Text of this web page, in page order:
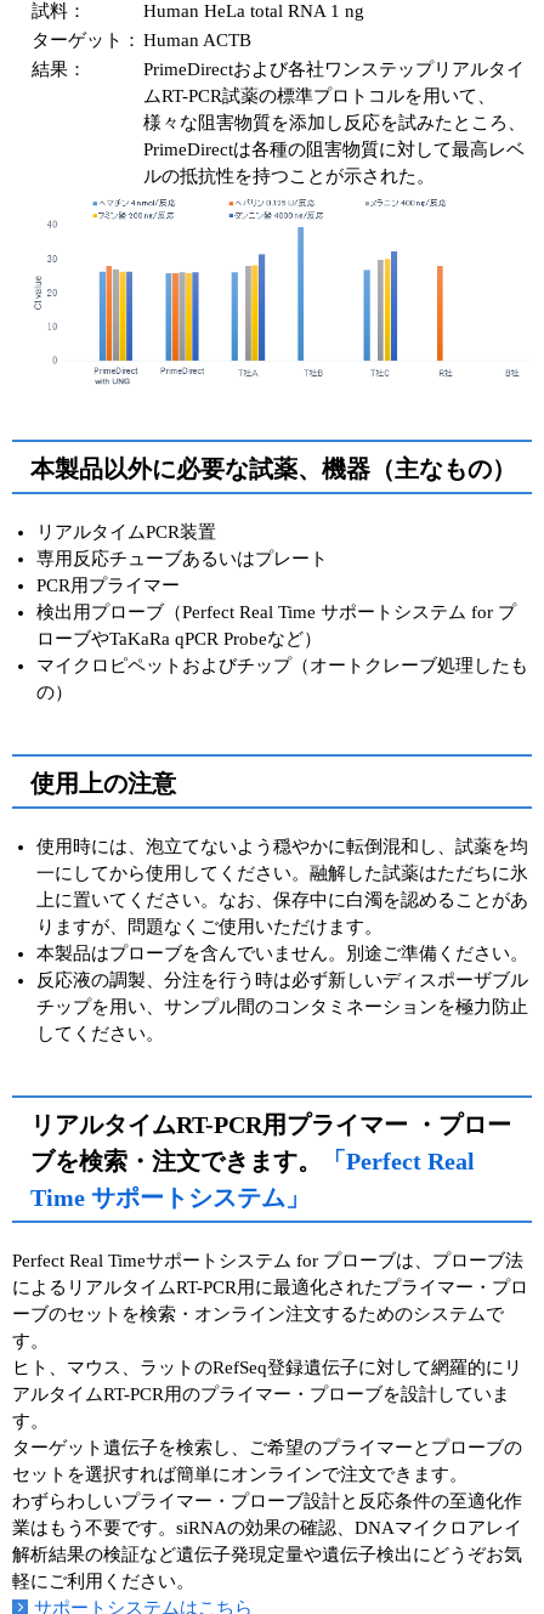
試料：
Human HeLa total RNA 1 ng
ターゲット： Human ACTB
結果：
PrimeDirectおよび各社ワンステップリアルタイ
ムRT-PCR試薬の標準プロトコルを用いて、
様々な阻害物質を添加し反応を試みたところ、
PrimeDirectは各種の阻害物質に対して最高レベ
ルの抵抗性を持つことが示された。
本製品以外に必要な試薬、機器（主なもの）
リアルタイムPCR装置
専用反応チューブあるいはプレート
PCR用プライマー
検出用プローブ（Perfect Real Time サポートシステム for プ
ローブやTaKaRa qPCR Probeなど）
マイクロピペットおよびチップ（オートクレーブ処理したも
の）
使用上の注意
使用時には、泡立てないよう穏やかに転倒混和し、試薬を均
一にしてから使用してください。融解した試薬はただちに氷
上に置いてください。なお、保存中に白濁を認めることがあ
りますが、問題なくご使用いただけます。
本製品はプローブを含んでいません。別途ご準備ください。
反応液の調製、分注を行う時は必ず新しいディスポーザブル
チップを用い、サンプル間のコンタミネーションを極力防止
してください。
リアルタイムRT-PCR用プライマー ・プロー
ブを検索・注文できます。
「Perfect Real
Time サポートシステム」
Perfect Real Timeサポートシステム for プローブは、プローブ法
によるリアルタイムRT-PCR用に最適化されたプライマー・プロ
ーブのセットを検索・オンライン注文するためのシステムで
す。
ヒト、マウス、ラットのRefSeq登録遺伝子に対して網羅的にリ
アルタイムRT-PCR用のプライマー・プローブを設計していま
す。
ターゲット遺伝子を検索し、ご希望のプライマーとプローブの
セットを選択すれば簡単にオンラインで注文できます。
わずらわしいプライマー・プローブ設計と反応条件の至適化作
業はもう不要です。siRNAの効果の確認、DNAマイクロアレイ
解析結果の検証など遺伝子発現定量や遺伝子検出にどうぞお気
軽にご利用ください。
サポートシステムはこちら